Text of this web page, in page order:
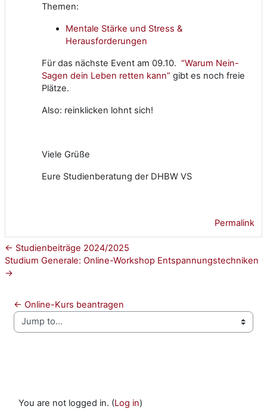
Themen:
Mentale Stärke und Stress &
Herausforderungen
Für das nächste Event am 09.10. “Warum Nein-
Sagen dein Leben retten kann” gibt es noch freie
Plätze.
Also: reinklicken lohnt sich!
Viele Grüße
Eure Studienberatung der DHBW VS
Permalink
← Studienbeiträge 2024/2025
Studium Generale: Online-Workshop Entspannungstechniken
→
← Online-Kurs beantragen
Jump to...
You are not logged in. (Log in)